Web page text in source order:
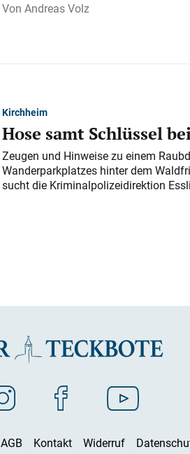
Andreas Volz
Kirchheim
Hose samt Schlüssel
Zeugen und Hinweise zu einem
Wanderparkplatzes hinter dem
sucht die Kriminalpolizeidirektion
AGB Kontakt Widerruf